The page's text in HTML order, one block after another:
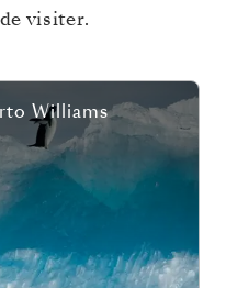
visiter.
Williams